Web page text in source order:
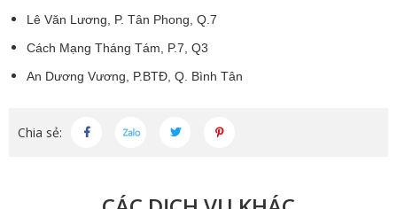
Lê Văn Lương, P. Tân Phong, Q.7
Cách Mạng Tháng Tám, P.7, Q3
An Dương Vương, P.BTĐ, Q. Bình Tân
Chia sẻ: